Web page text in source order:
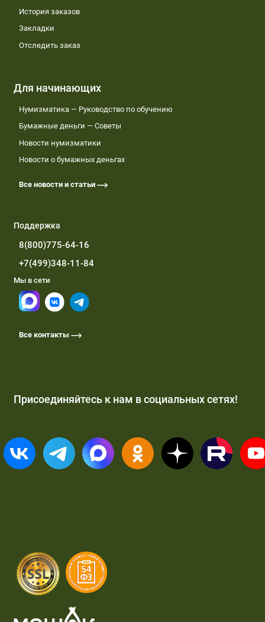
История заказов
Закладки
Отследить заказ
Для начинающих
Нумизматика — Руководство по обучению
Бумажные деньги — Советы
Новости нумизматики
Новости о бумажных деньгах
Все новости и статьи
Поддержка
8(800)775-64-16
+7(499)348-11-84
Мы в сети
Все контакты
Присоединяйтесь к нам в социальных сетях!